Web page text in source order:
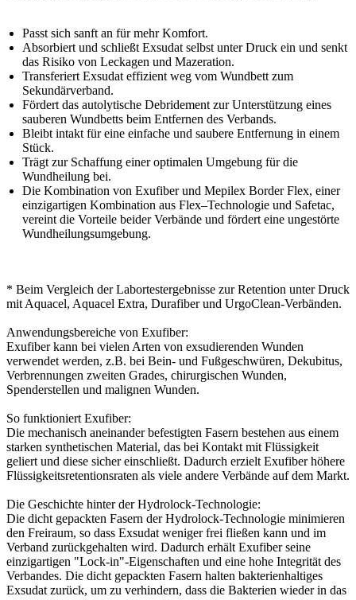
Passt sich sanft an für mehr Komfort.
Absorbiert und schließt Exsudat selbst unter Druck ein und senkt
das Risiko von Leckagen und Mazeration.
Transferiert Exsudat effizient weg vom Wundbett zum
Sekundärverband.
Fördert das autolytische Debridement zur Unterstützung eines
sauberen Wundbetts beim Entfernen des Verbands.
Bleibt intakt für eine einfache und saubere Entfernung in einem
Stück.
Trägt zur Schaffung einer optimalen Umgebung für die
Wundheilung bei.
Die Kombination von Exufiber und Mepilex Border Flex, einer
einzigartigen Kombination aus Flex–Technologie und Safetac,
vereint die Vorteile beider Verbände und fördert eine ungestörte
Wundheilungsumgebung.
* Beim Vergleich der Labortestergebnisse zur Retention unter Druck
mit Aquacel, Aquacel Extra, Durafiber und UrgoClean-Verbänden.
Anwendungsbereiche von Exufiber:
Exufiber kann bei vielen Arten von exsudierenden Wunden
verwendet werden, z.B. bei Bein- und Fußgeschwüren, Dekubitus,
Verbrennungen zweiten Grades, chirurgischen Wunden,
Spenderstellen und malignen Wunden.
So funktioniert Exufiber:
Die mechanisch aneinander befestigten Fasern bestehen aus einem
starken synthetischen Material, das bei Kontakt mit Flüssigkeit
geliert und diese sicher einschließt. Dadurch erzielt Exufiber höhere
Flüssigkeitsretentionsraten als viele andere Verbände auf dem Markt.
Die Geschichte hinter der Hydrolock-Technologie:
Die dicht gepackten Fasern der Hydrolock-Technologie minimieren
den Freiraum, so dass Exsudat weniger frei fließen kann und im
Verband zurückgehalten wird. Dadurch erhält Exufiber seine
einzigartigen "Lock-in"-Eigenschaften und eine hohe Integrität des
Verbandes. Die dicht gepackten Fasern halten bakterienhaltiges
Exsudat zurück, um zu verhindern, dass die Bakterien wieder in das